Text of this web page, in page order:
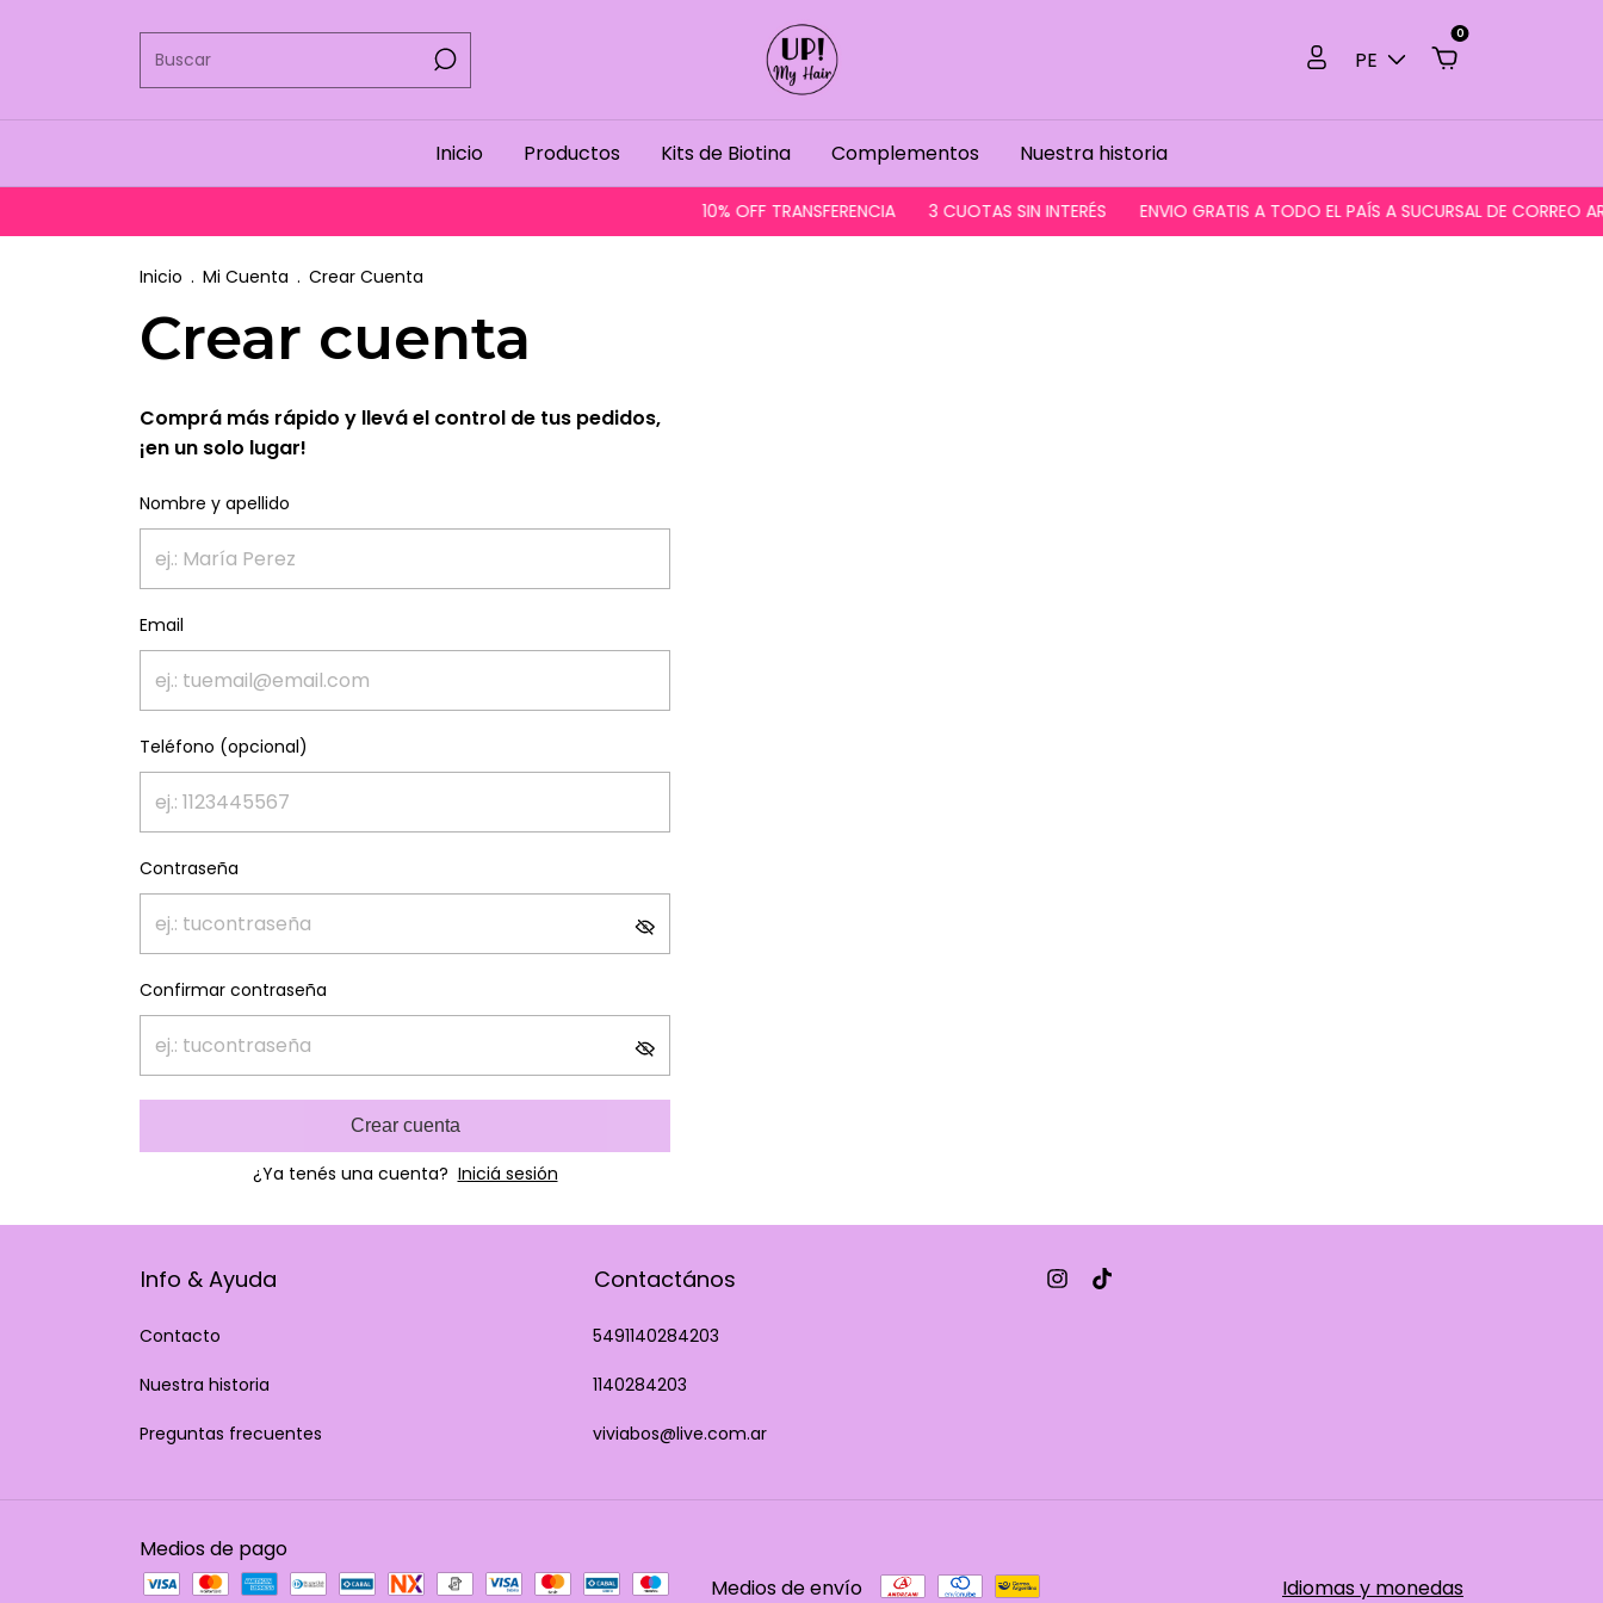
PE
0
Inicio Productos Kits de Biotina Complementos Nuestra historia
10% OFF TRANSFERENCIA 3 CUOTAS SIN INTERÉS ENVIO GRATIS A TODO EL PAÍS A SUCURSAL DE CORREO
Inicio . Mi Cuenta . Crear Cuenta
Crear cuenta
Comprá más rápido y llevá el control de tus pedidos,
¡en un solo lugar!
Nombre y apellido
Email
Teléfono (opcional)
Contraseña
Confirmar contraseña
Crear cuenta
¿Ya tenés una cuenta? Iniciá sesión
Info & Ayuda
Contacto
Nuestra historia
Preguntas frecuentes
Contactános
5491140284203
1140284203
viviabos@live.com.ar
Medios de pago
Medios de envío
Idiomas y monedas